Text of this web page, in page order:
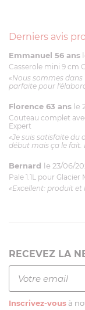
Derniers avis
Emmanuel 56 ans
Casserole mini 9 cm
«Nous sommes
parfaite pour
Florence 63 ans le
Couteau complet
Expert
«Je suis satisfaite du
début mais ça le fait.
Bernard le 23/06/
Pale 1.1L pour Glacier
«Excellent: produit et
RECEVEZ LA
Inscrivez-vous à